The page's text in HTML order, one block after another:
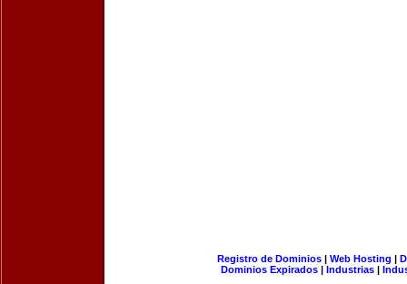
Registro de Dominios| Web Hosting |
Dominios Expirados | Industrias |